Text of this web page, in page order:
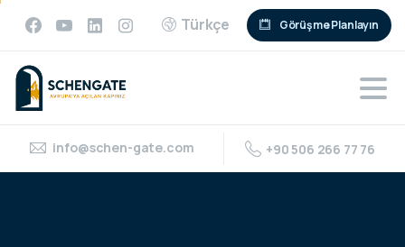
Türkçe Görüşme Planlayın
info@schen-gate.com +90 506 266 77 76